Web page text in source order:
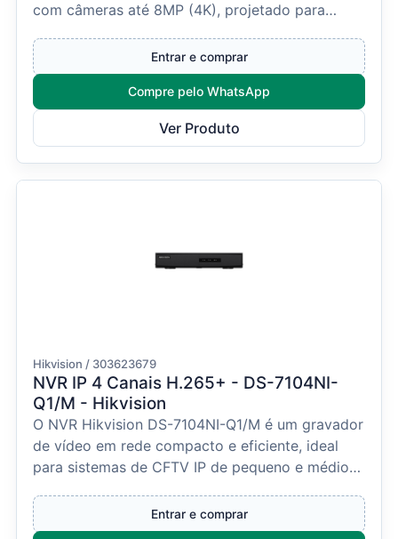
com câmeras até 8MP (4K), projetado para
Entrar e comprar
Compre pelo WhatsApp
Ver Produto
Hikvision / 303623679
NVR IP 4 Canais H.265+ - DS-7104NI-
Q1/M - Hikvision
O NVR Hikvision DS-7104NI-Q1/M é um gravador
de vídeo em rede compacto e eficiente, ideal
para sistemas de CFTV IP de pequeno e médio
Entrar e comprar